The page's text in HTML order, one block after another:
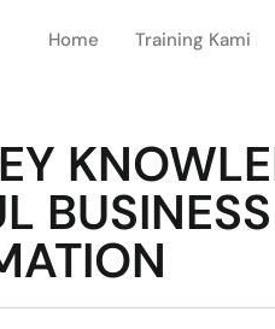
Home Training Kami
BUSINESS